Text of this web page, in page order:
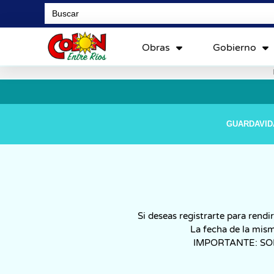
Search
for:
Obras Gobierno
Si deseas registrarte para
La fecha de la
IMPORTANTE: